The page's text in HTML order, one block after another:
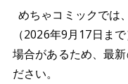
めちゃコミックでは
（2026年9月17日ま
場合があるため、最
ださい。